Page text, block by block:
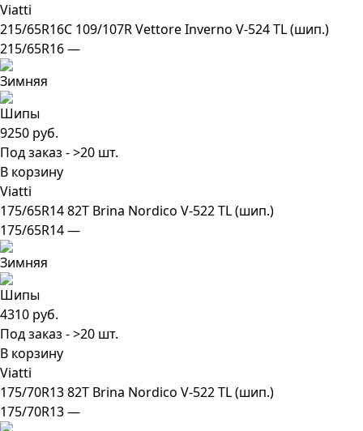
Viatti
215/65R16C 109/107R Vettore Inverno V-524 TL (шип.)
215/65R16 —
9250 руб.
Под заказ - >20 шт.
В корзину
Viatti
175/65R14 82T Brina Nordico V-522 TL (шип.)
175/65R14 —
4310 руб.
Под заказ - >20 шт.
В корзину
Viatti
175/70R13 82T Brina Nordico V-522 TL (шип.)
175/70R13 —